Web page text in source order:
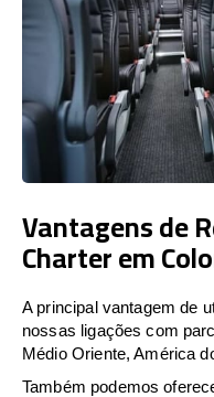
Vantagens de
Charter em
A principal vantagem de
nossas ligações com
Médio Oriente, América
Também podemos